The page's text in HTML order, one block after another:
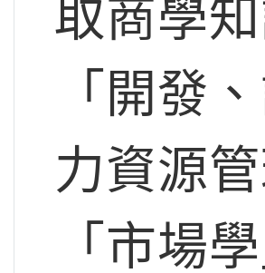
取商學
「開發
力資源
「市場